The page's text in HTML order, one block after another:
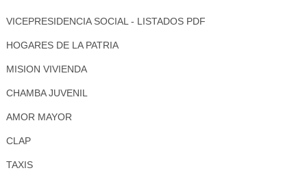
VICEPRESIDENCIA SOCIAL - LISTADOS PDF
HOGARES DE LA PATRIA
MISION VIVIENDA
CHAMBA JUVENIL
AMOR MAYOR
CLAP
TAXIS